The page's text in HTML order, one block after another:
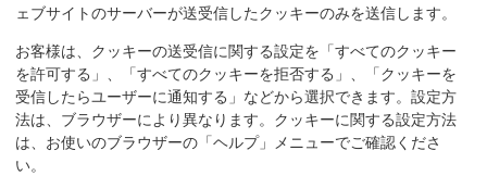
ェブサイトのサーバーが送受信したクッキーのみを送信します。
お客様は、クッキーの送受信に関する設定を「すべてのクッキー
を許可する」、「すべてのクッキーを拒否する」、「クッキーを
受信したらユーザーに通知する」などから選択できます。設定方
法は、ブラウザーにより異なります。クッキーに関する設定方法
は、お使いのブラウザーの「ヘルプ」メニューでご確認くださ
い。